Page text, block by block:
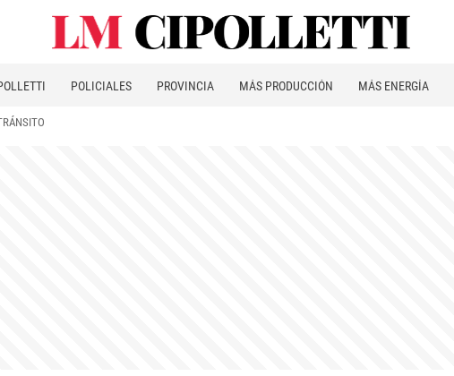
POLICIALES PROVINCIA MÁS PRODUCCIÓN MÁS ENERGÍA